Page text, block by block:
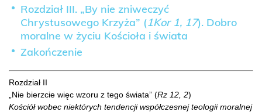
Rozdział III. „By nie zniweczyć
Chrystusowego Krzyża” (1Kor 1, 17). Dobro
moralne w życiu Kościoła i świata
Zakończenie
Rozdział II
„Nie bierzcie więc wzoru z tego świata” (Rz 12, 2)
Kościół wobec niektórych tendencji współczesnej teologii moralnej